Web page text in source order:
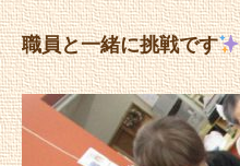
職員と一緒に挑戦です